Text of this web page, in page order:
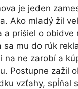
je jeden
Ako mladý žil
prišiel o obidve
mu do rúk
ne zarobí a
Postupne zažil
vzťahy, spĺňal